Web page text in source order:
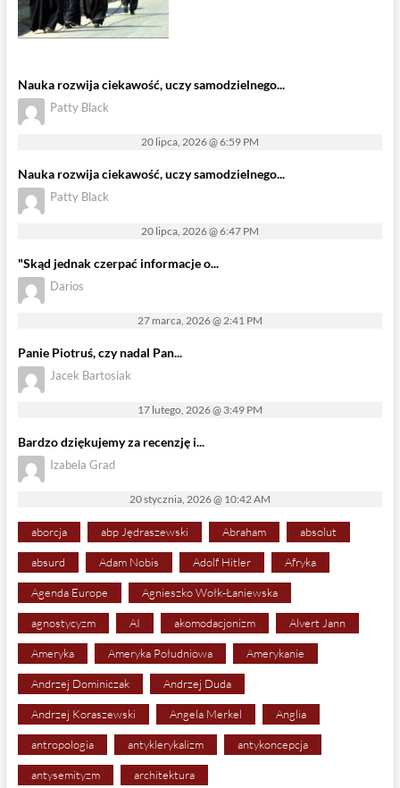
Nauka rozwija ciekawość, uczy samodzielnego...
Patty Black
20 lipca, 2026 @ 6:59 PM
Nauka rozwija ciekawość, uczy samodzielnego...
Patty Black
20 lipca, 2026 @ 6:47 PM
"Skąd jednak czerpać informacje o...
Darios
27 marca, 2026 @ 2:41 PM
Panie Piotruś, czy nadal Pan...
Jacek Bartosiak
17 lutego, 2026 @ 3:49 PM
Bardzo dziękujemy za recenzję i...
Izabela Grad
20 stycznia, 2026 @ 10:42 AM
aborcja abp Jędraszewski Abraham absolut
absurd Adam Nobis Adolf Hitler Afryka
Agenda Europe Agnieszko Wołk-Łaniewska
agnostycyzm AI akomodacjonizm Alvert Jann
Ameryka Ameryka Południowa Amerykanie
Andrzej Dominiczak Andrzej Duda
Andrzej Koraszewski Angela Merkel Anglia
antropologia antyklerykalizm antykoncepcja
antysemityzm architektura